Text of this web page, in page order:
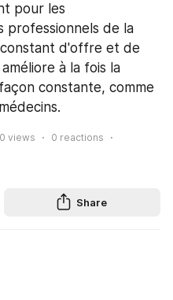
pour les
professionnels de la
d'offre et de
à la fois la
constante, comme
0 views 0 reactions
Share